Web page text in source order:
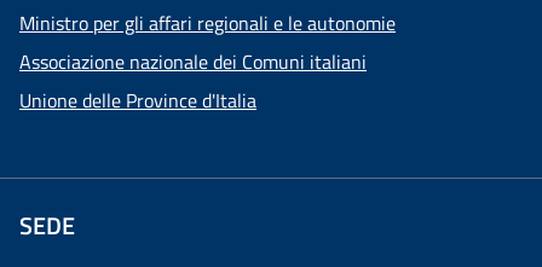
Ministro per gli affari regionali e le autonomie
Associazione nazionale dei Comuni italiani
Unione delle Province d'Italia
SEDE